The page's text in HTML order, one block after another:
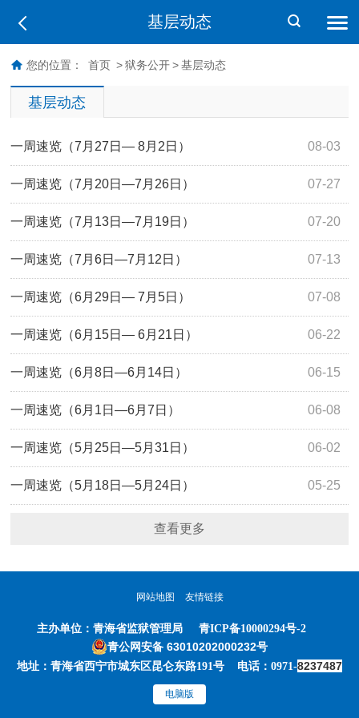
基层动态
您的位置： 首页 > 狱务公开 > 基层动态
基层动态
08-03
一周速览（7月27日— 8月2日）
07-27
一周速览（7月20日—7月26日）
07-20
一周速览（7月13日—7月19日）
07-13
一周速览（7月6日—7月12日）
07-08
一周速览（6月29日— 7月5日）
06-22
一周速览（6月15日— 6月21日）
06-15
一周速览（6月8日—6月14日）
06-08
一周速览（6月1日—6月7日）
06-02
一周速览（5月25日—5月31日）
05-25
一周速览（5月18日—5月24日）
查看更多
网站地图 友情链接
主办单位： 青海省监狱管理局 青ICP备10000294号-2
青公网安备 63010202000232号
地址：青海省西宁市城东区昆仑东路191号 电话：0971-8237487
电脑版